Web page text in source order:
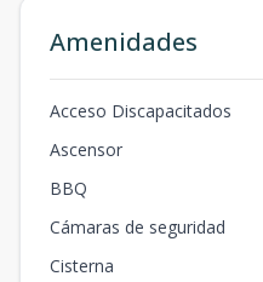
5G
7G
8G
Amenidades
Acceso Discapacitados
Ascensor
BBQ
Cámaras de seguridad
Cisterna